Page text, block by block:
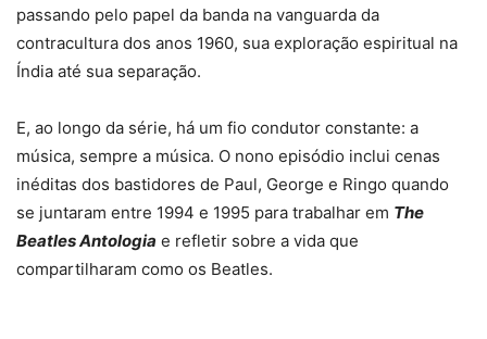
passando pelo papel da banda na vanguarda da
contracultura dos anos 1960, sua exploração espiritual na
Índia até sua separação.
E, ao longo da série, há um fio condutor constante: a
música, sempre a música. O nono episódio inclui cenas
inéditas dos bastidores de Paul, George e Ringo quando
se juntaram entre 1994 e 1995 para trabalhar em The
Beatles Antologia e refletir sobre a vida que
compartilharam como os Beatles.